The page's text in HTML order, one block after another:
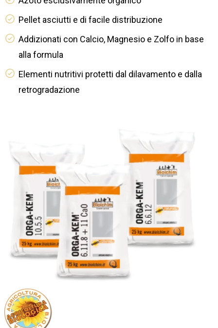
Pellet asciutti e di facile distribuzione
Addizionati con Calcio, Magnesio e Zolfo in base
alla formula
Elementi nutritivi protetti dal dilavamento e dalla
retrogradazione